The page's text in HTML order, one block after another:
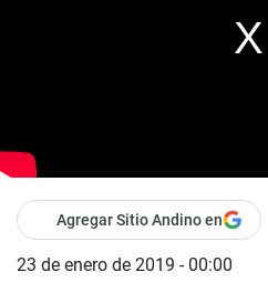
Agregar Sitio Andino en
23 de enero de 2019 - 00:00